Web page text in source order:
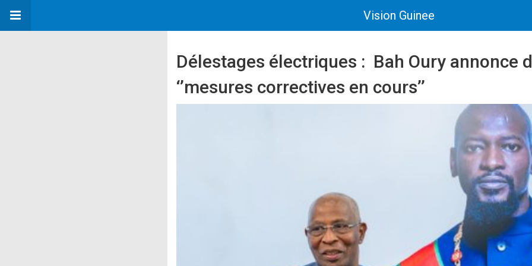
Vision Guinee
Délestages électriques : Bah Oury annonce
‘’mesures correctives en cours’’